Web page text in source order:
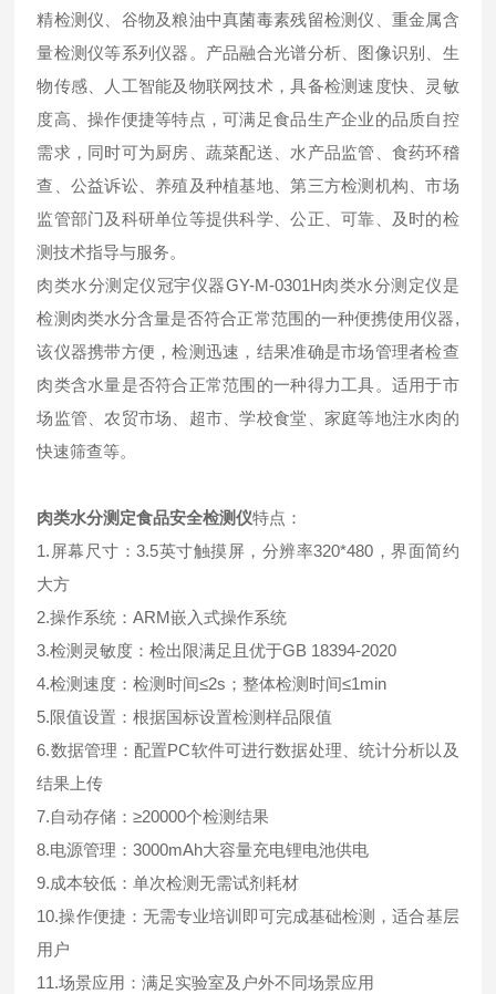
精检测仪、谷物及粮油中真菌毒素残留检测仪、重金属含
量检测仪等系列仪器。产品融合光谱分析、图像识别、生
物传感、人工智能及物联网技术，具备检测速度快、灵敏
度高、操作便捷等特点，可满足食品生产企业的品质自控
需求，同时可为厨房、蔬菜配送、水产品监管、食药环稽
查、公益诉讼、养殖及种植基地、第三方检测机构、市场
监管部门及科研单位等提供科学、公正、可靠、及时的检
测技术指导与服务。
肉类水分测定仪冠宇仪器GY-M-0301H肉类水分测定仪是
检测肉类水分含量是否符合正常范围的一种便携使用仪器,
该仪器携带方便，检测迅速，结果准确是市场管理者检查
肉类含水量是否符合正常范围的一种得力工具。适用于市
场监管、农贸市场、超市、学校食堂、家庭等地注水肉的
快速筛查等。
肉类水分测定食品安全检测仪特点：
1.屏幕尺寸：3.5英寸触摸屏，分辨率320*480，界面简约
大方
2.操作系统：ARM嵌入式操作系统
3.检测灵敏度：检出限满足且优于GB 18394-2020
4.检测速度：检测时间≤2s；整体检测时间≤1min
5.限值设置：根据国标设置检测样品限值
6.数据管理：配置PC软件可进行数据处理、统计分析以及
结果上传
7.自动存储：≥20000个检测结果
8.电源管理：3000mAh大容量充电锂电池供电
9.成本较低：单次检测无需试剂耗材
10.操作便捷：无需专业培训即可完成基础检测，适合基层
用户
11.场景应用：满足实验室及户外不同场景应用